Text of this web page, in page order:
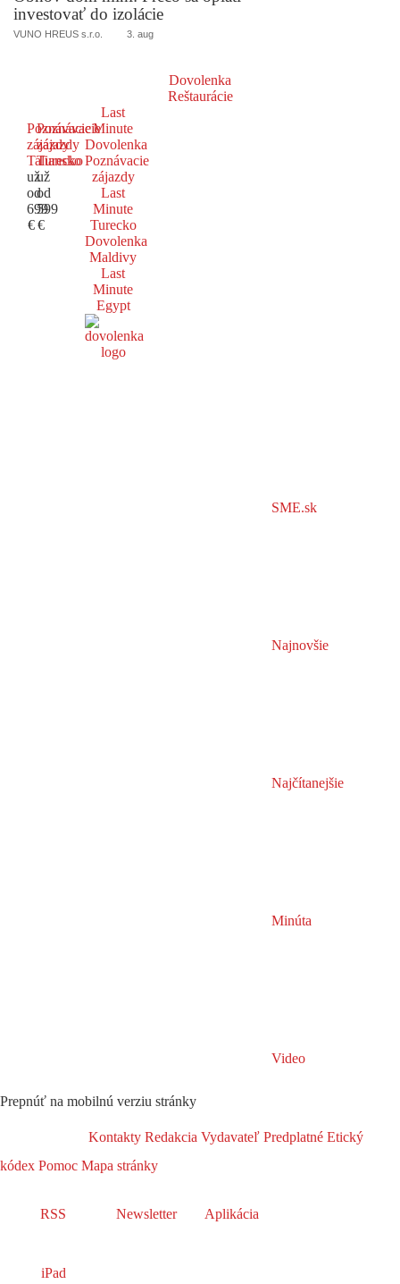
investovať do izolácie
VUNO HREUS s.r.o. 3. aug
Dovolenka
Reštaurácie
Poznávacie
zájazdy
Taliansko
už
od
699
€
Poznávacie
zájazdy
Turecko
už
od
599
€
Last
Minute
Dovolenka
Poznávacie
zájazdy
Last
Minute
Turecko
Dovolenka
Maldivy
Last
Minute
Egypt
SME.sk
Najnovšie
Najčítanejšie
Minúta
Video
Prepnúť na mobilnú verziu stránky
Kontakty Redakcia Vydavateľ Predplatné Etický
kódex Pomoc Mapa stránky
RSS Newsletter Aplikácia
iPad